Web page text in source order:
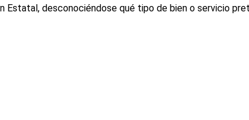
desconociéndose qué tipo de bien o servicio